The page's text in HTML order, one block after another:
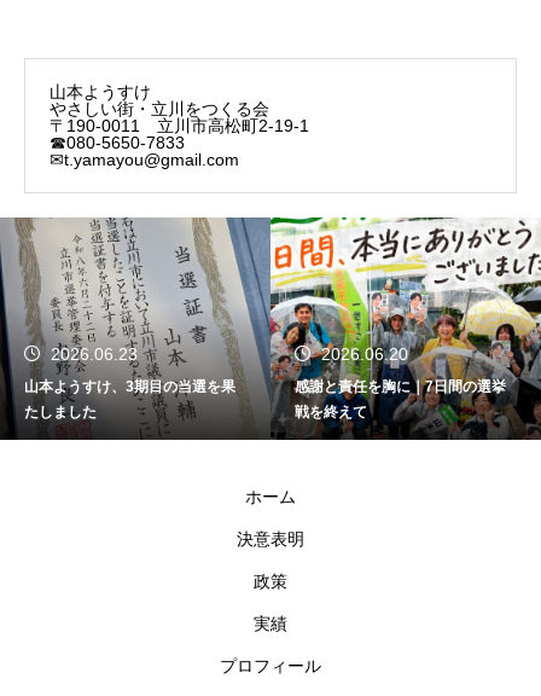
山本ようすけ
やさしい街・立川をつくる会
〒190-0011 立川市高松町2-19-1
☎080-5650-7833
✉t.yamayou@gmail.com
2026.06.23
山本ようすけ、3期目の当選を果
たしました
2026.06.20
感謝と責任を胸に｜7日間の選挙
戦を終えて
ホーム
決意表明
政策
実績
プロフィール